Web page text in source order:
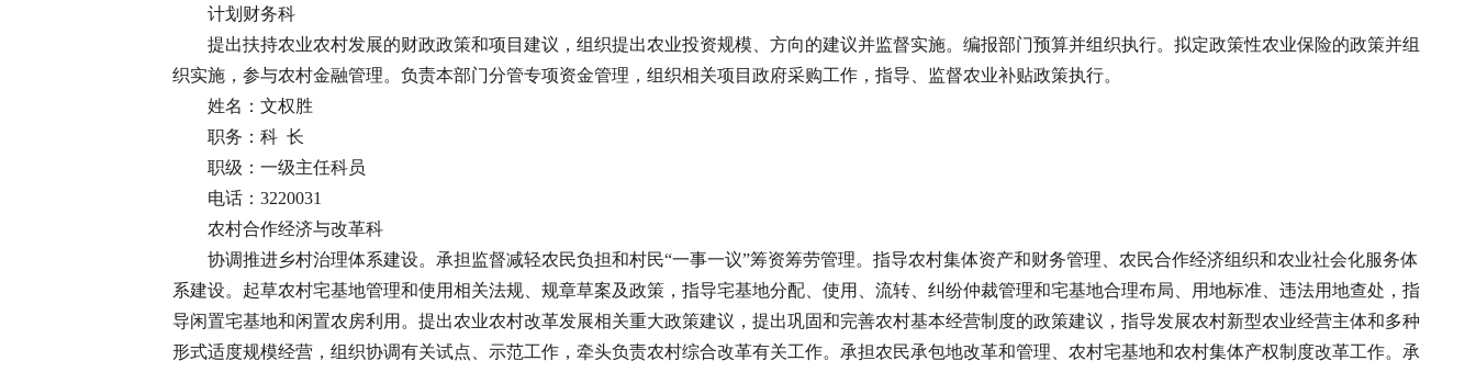
计划财务科
提出扶持农业农村发展的财政政策和项目建议，组织提出农业投资规模、方向的建议并监督实施。编报部门预算并组织执行。拟定政策性农业保险的政策并组
织实施，参与农村金融管理。负责本部门分管专项资金管理，组织相关项目政府采购工作，指导、监督农业补贴政策执行。
姓名：文权胜
职务：科 长
职级：一级主任科员
电话：3220031
农村合作经济与改革科
协调推进乡村治理体系建设。承担监督减轻农民负担和村民“一事一议”筹资筹劳管理。指导农村集体资产和财务管理、农民合作经济组织和农业社会化服务体
系建设。起草农村宅基地管理和使用相关法规、规章草案及政策，指导宅基地分配、使用、流转、纠纷仲裁管理和宅基地合理布局、用地标准、违法用地查处，指
导闲置宅基地和闲置农房利用。提出农业农村改革发展相关重大政策建议，提出巩固和完善农村基本经营制度的政策建议，指导发展农村新型农业经营主体和多种
形式适度规模经营，组织协调有关试点、示范工作，牵头负责农村综合改革有关工作。承担农民承包地改革和管理、农村宅基地和农村集体产权制度改革工作。承